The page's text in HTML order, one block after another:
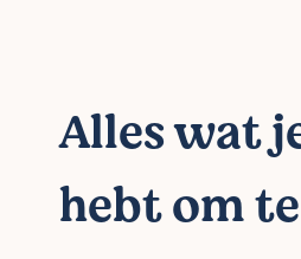
Alles wat
hebt om